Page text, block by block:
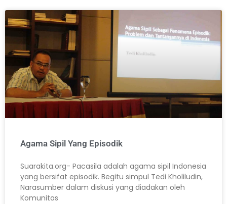
Agama Sipil Yang Episodik
Suarakita.org- Pacasila adalah agama sipil Indonesia
yang bersifat episodik. Begitu simpul Tedi Kholiludin,
Narasumber dalam diskusi yang diadakan oleh
Komunitas